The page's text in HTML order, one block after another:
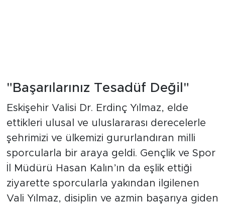
"Başarılarınız Tesadüf Değil"
Eskişehir Valisi Dr. Erdinç Yılmaz, elde
ettikleri ulusal ve uluslararası derecelerle
şehrimizi ve ülkemizi gururlandıran milli
sporcularla bir araya geldi. Gençlik ve Spor
İl Müdürü Hasan Kalın’ın da eşlik ettiği
ziyarette sporcularla yakından ilgilenen
Vali Yılmaz, disiplin ve azmin başarıya giden